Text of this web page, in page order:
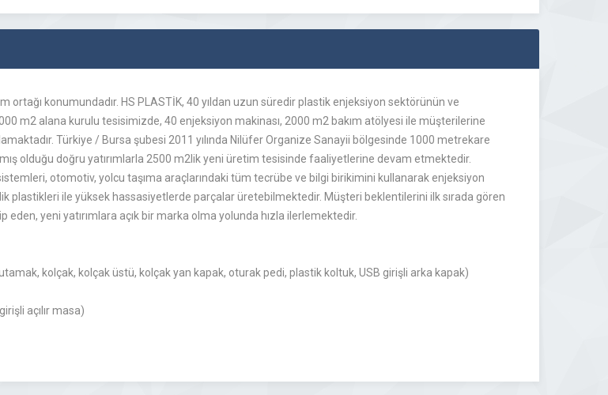
konumundadır. HS PLASTİK, 40 yıldan uzun süredir plastik enjeksiyon sektörünün ve
m2 alana kurulu tesisimizde, 40 enjeksiyon makinası, 2000 m2 bakım atölyesi ile müşterilerine
Türkiye / Bursa şubesi 2011 yılında Nilüfer Organize Sanayii bölgesinde 1000 metrekare
olduğu doğru yatırımlarla 2500 m2lik yeni üretim tesisinde faaliyetlerine devam etmektedir.
otomotiv, yolcu taşıma araçlarındaki tüm tecrübe ve bilgi birikimini kullanarak enjeksiyon
ile yüksek hassasiyetlerde parçalar üretebilmektedir. Müşteri beklentilerini ilk sırada gören
yeni yatırımlara açık bir marka olma yolunda hızla ilerlemektedir.
kolçak, kolçak üstü, kolçak yan kapak, oturak pedi, plastik koltuk, USB girişli arka kapak)
açılır masa)